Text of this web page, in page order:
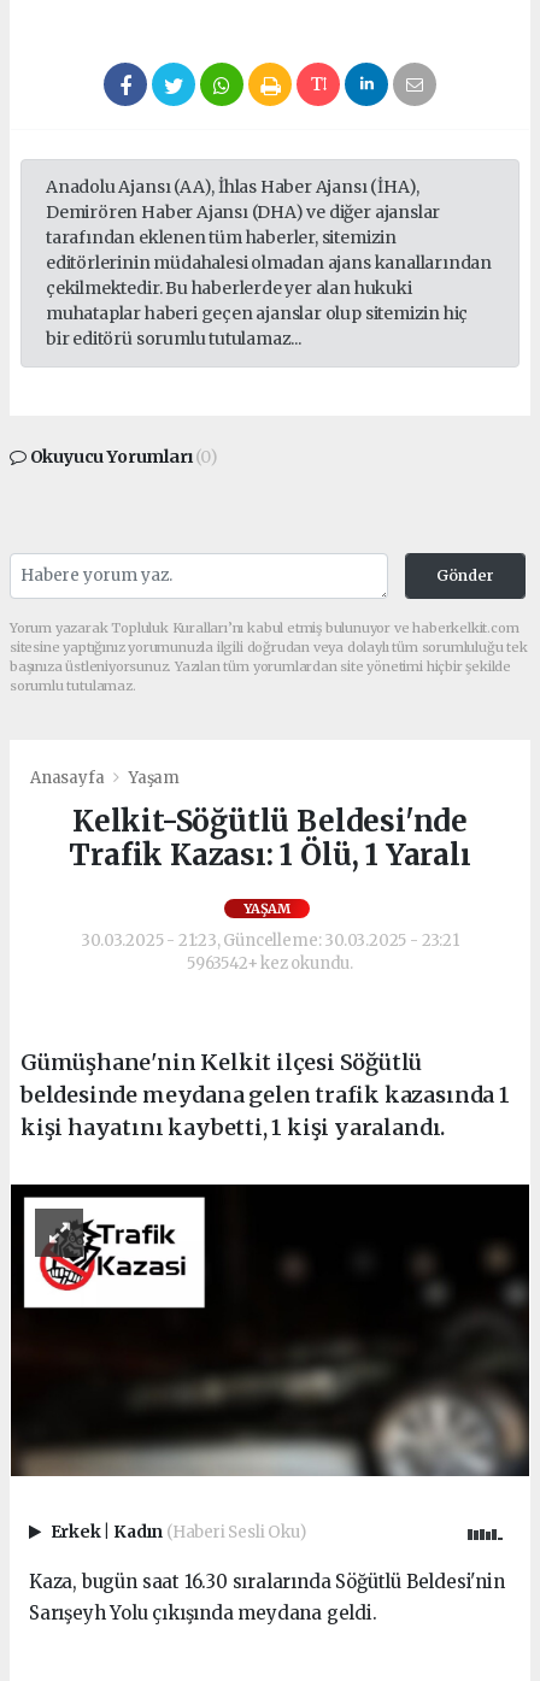
Anadolu Ajansı (AA), İhlas Haber Ajansı (İHA),
Demirören Haber Ajansı (DHA) ve diğer ajanslar
tarafından eklenen tüm haberler, sitemizin
editörlerinin müdahalesi olmadan ajans kanallarından
çekilmektedir. Bu haberlerde yer alan hukuki
muhataplar haberi geçen ajanslar olup sitemizin hiç
bir editörü sorumlu tutulamaz...
Okuyucu Yorumları(0)
Gönder
Yorum yazarak Topluluk Kuralları’nı kabul etmiş bulunuyor ve haberkelkit.com
sitesine yaptığınız yorumunuzla ilgili doğrudan veya dolaylı tüm sorumluluğu tek
başınıza üstleniyorsunuz. Yazılan tüm yorumlardan site yönetimi hiçbir şekilde
sorumlu tutulamaz.
Anasayfa Yaşam
Kelkit-Söğütlü Beldesi'nde
Trafik Kazası: 1 Ölü, 1 Yaralı
YAŞAM
30.03.2025 - 21:23, Güncelleme: 30.03.2025 - 23:21
5963542+ kez okundu.
Gümüşhane'nin Kelkit ilçesi Söğütlü
beldesinde meydana gelen trafik kazasında 1
kişi hayatını kaybetti, 1 kişi yaralandı.
Erkek Kadın (Haberi Sesli Oku)
Kaza, bugün saat 16.30 sıralarında Söğütlü Beldesi'nin
Sarışeyh Yolu çıkışında meydana geldi.